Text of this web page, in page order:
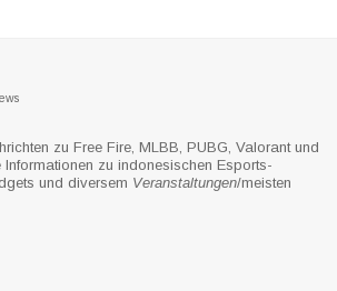
zu Free Fire, MLBB, PUBG, Valorant und
Informationen zu indonesischen Esports-
und diversem Veranstaltungen/meisten